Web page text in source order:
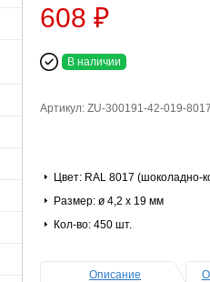
608 ₽
В наличии
Артикул: ZU-300191-42-019-
Цвет: RAL 8017 (шоколадно-
Размер: ø 4,2 х 19 мм
Кол-во: 450 шт.
Описание